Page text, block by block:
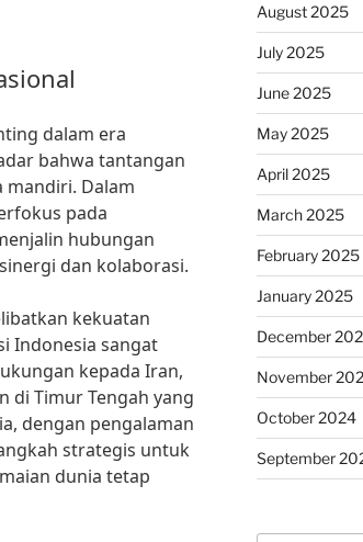
dalam era
bahwa tantangan
mandiri. Dalam
pada
hubungan
dan kolaborasi.
kekuatan
Indonesia sangat
kepada Iran,
di Timur Tengah yang
dengan pengalaman
strategis untuk
dunia tetap
August 2025
July 2025
June 2025
May 2025
April 2025
March 2025
February 2025
January 2025
December
November
October 2024
September